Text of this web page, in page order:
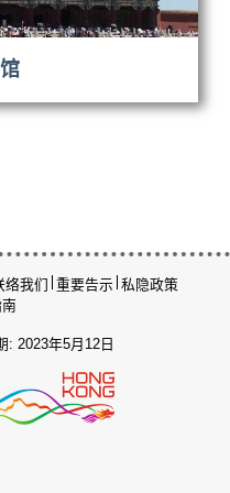
络我们 重要告示 私隐政策
: 2023年5月12日